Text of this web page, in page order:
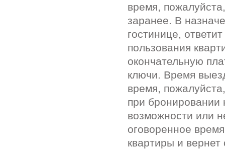
время,
заранее. В
гостинице,
пользования
окончательную
ключи. Время
время,
при
возможности или
оговоренное
квартиры и вернет